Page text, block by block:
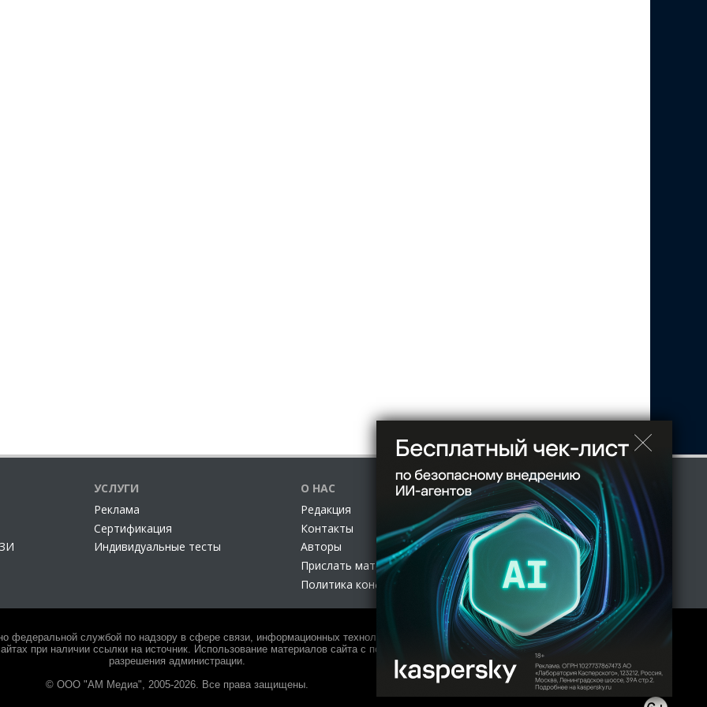
УСЛУГИ
Реклама
Сертификация
Индивидуальные тесты
О НАС
Редакция
Контакты
Авторы
Прислать материал
Политика конфиденциальности
службой по надзору в сфере связи, информационных технологий и массовых коммуникаций (Роскомнадзор) 27.01.2017
при наличии ссылки на источник. Использование материалов сайта с полной копией оригинала допускается только с письменного
разрешения администрации.
© ООО "АМ Медиа", 2005-2026. Все права защищены.